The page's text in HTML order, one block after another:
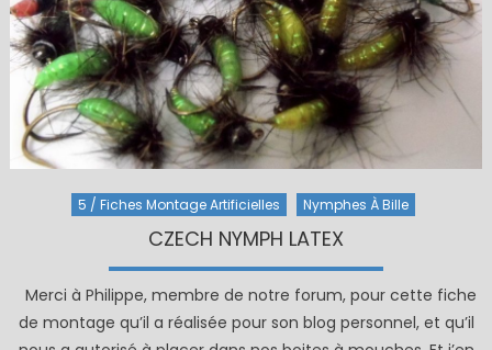
5 / Fiches Montage Artificielles Nymphes À Bille
CZECH NYMPH LATEX
Merci à Philippe, membre de notre forum, pour cette fiche
de montage qu’il a réalisée pour son blog personnel, et qu’il